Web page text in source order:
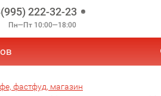
222-32-23
Пн—Пт 10:00—18:00
фастфуд, магазин